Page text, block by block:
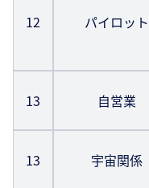
12 パイロット
13 自営業
13 宇宙関係